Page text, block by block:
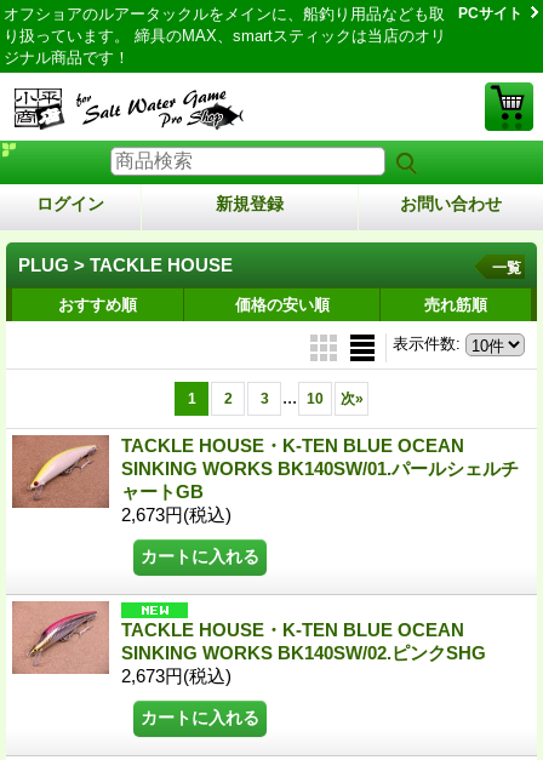
オフショアのルアータックルをメインに、船釣り用品なども取
り扱っています。 締具のMAX、smartスティックは当店のオリ
ジナル商品です！
PCサイト
ログイン 新規登録 お問い合わせ
PLUG > TACKLE HOUSE 一覧
おすすめ順 価格の安い順 売れ筋順
表示件数:
1 2 3 ... 10 次»
TACKLE HOUSE・K-TEN BLUE OCEAN
SINKING WORKS BK140SW/01.パールシェルチ
ャートGB
2,673円(税込)
TACKLE HOUSE・K-TEN BLUE OCEAN
SINKING WORKS BK140SW/02.ピンクSHG
2,673円(税込)